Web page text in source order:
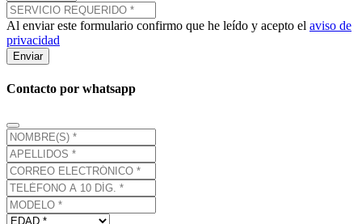
Al enviar este formulario confirmo que he leído y acepto el aviso de
privacidad
Enviar
Contacto por whatsapp